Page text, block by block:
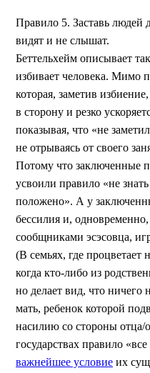
Правило 5. Заставь людей
видят и не слышат.
Беттельхейм описывает
избивает человека. Мимо
которая, заметив
в сторону и резко
показывая, что «не
не отрываясь от своего
Потому что заключенные
усвоили правило «не
положено». А у
бессилия и,
сообщниками эсэсовца,
(В семьях, где процветает
когда кто-либо из
но делает вид, что ничего
мать, ребенок которой
насилию со стороны
государствах правило
важнейшее условие их